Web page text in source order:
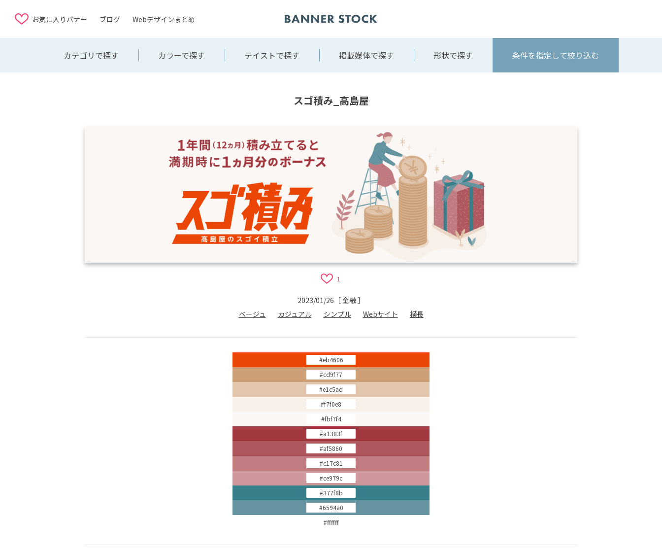
お気に入りバナー ブログ Webデザインまとめ
カテゴリで探す カラーで探す テイストで探す 掲載媒体で探す 形状で探す 条件を指定して絞り込む
スゴ積み_高島屋
1
2023/01/26 ［金融］
ベージュ
カジュアル シンプル Webサイト 横長
#eb4606
#cd9f77
#e1c5ad
#f7f0e8
#fbf7f4
#a1383f
#af5860
#c17c81
#ce979c
#377f8b
#6594a0
#ffffff